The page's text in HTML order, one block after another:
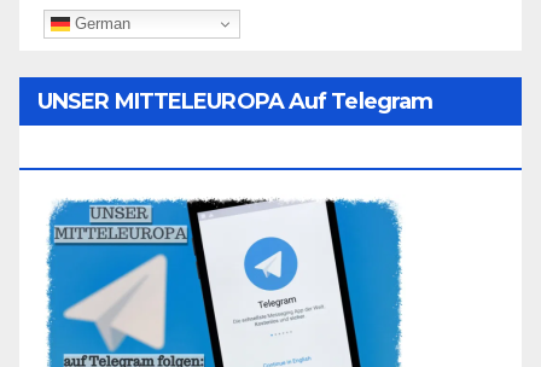
German
UNSER MITTELEUROPA Auf Telegram